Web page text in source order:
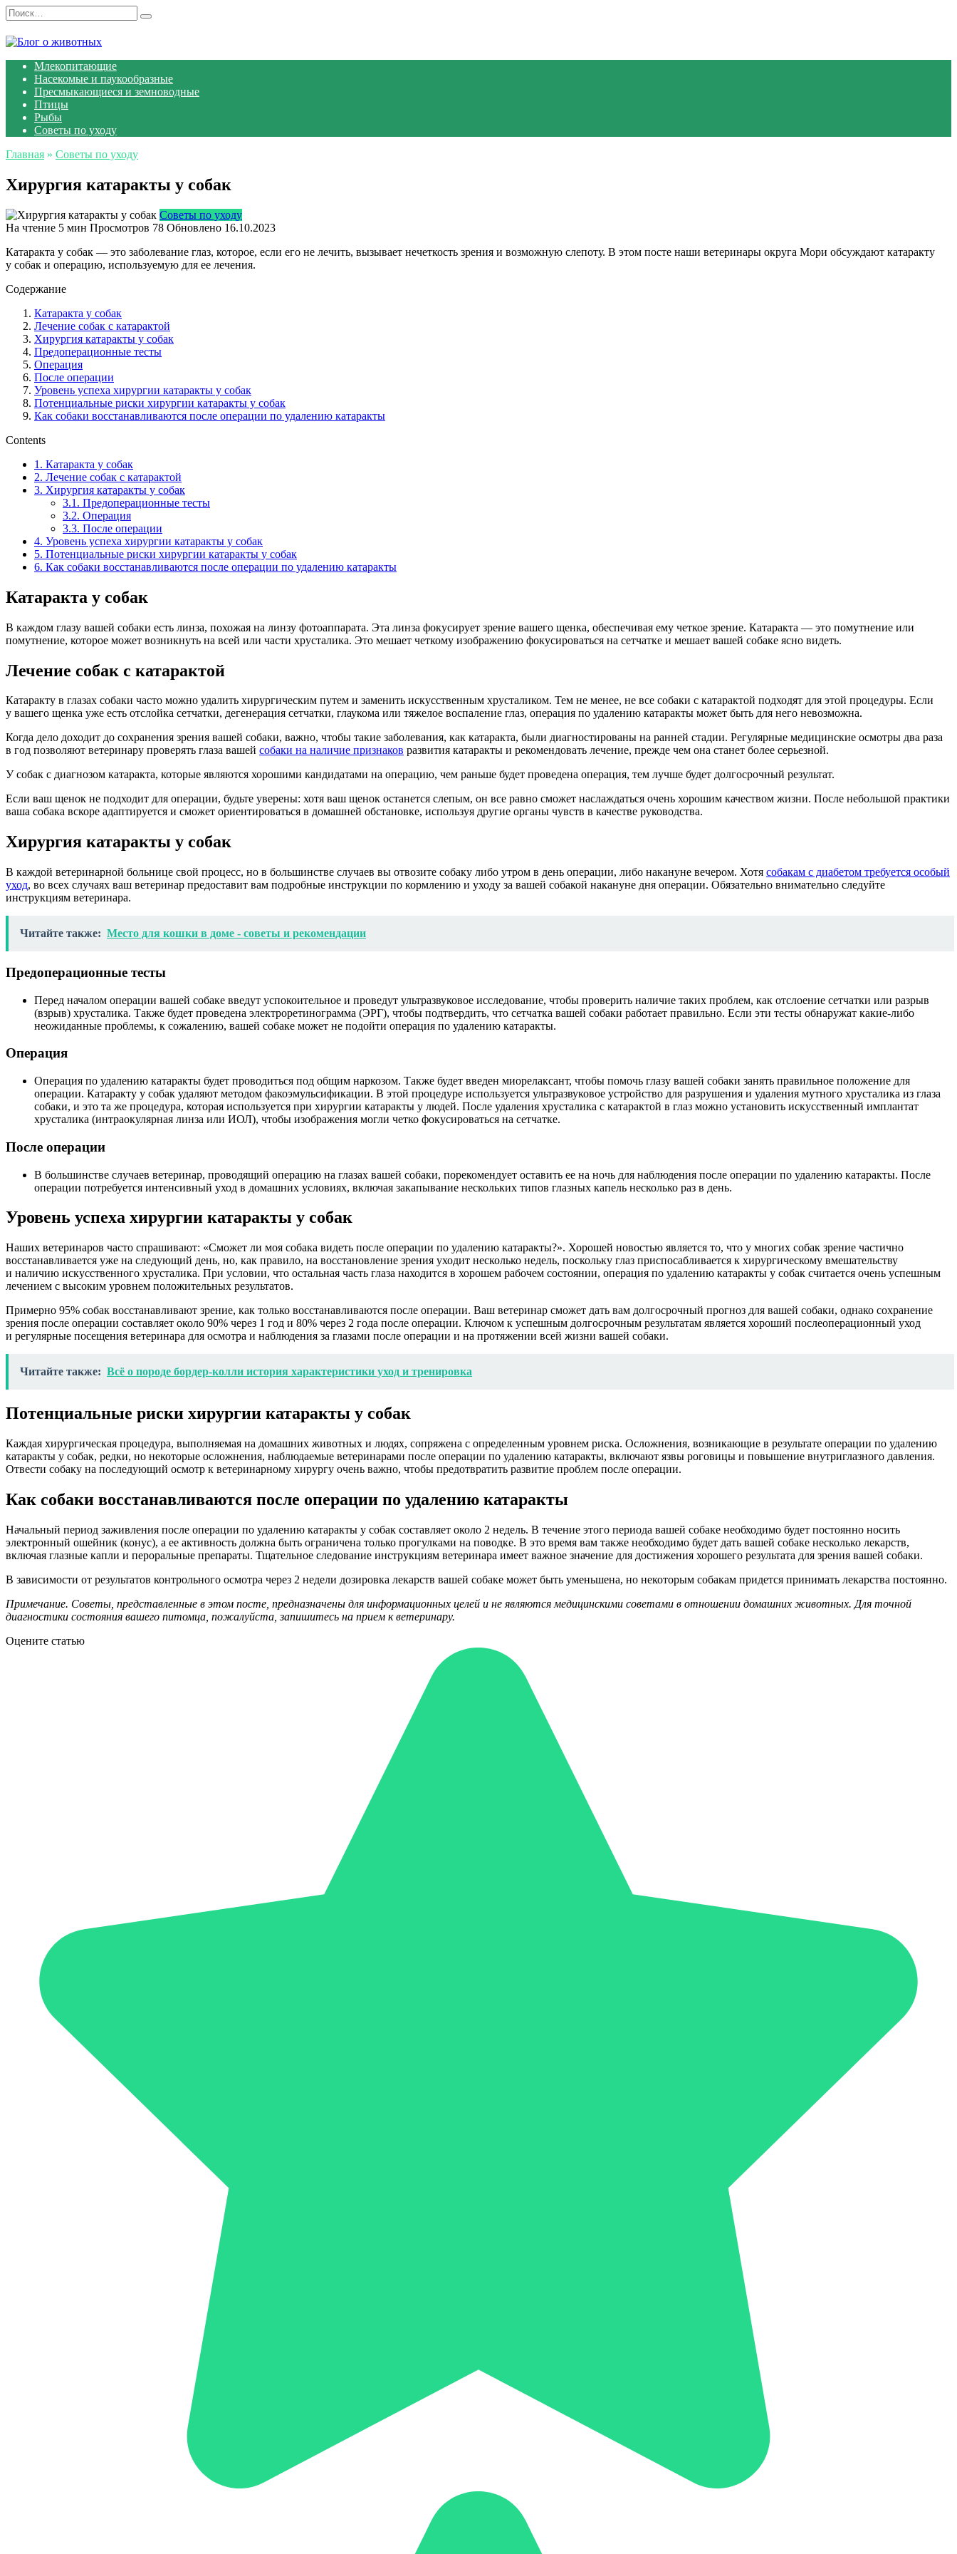
Перейти
к
содержанию
Search
for:
Млекопитающие
Насекомые и паукообразные
Пресмыкающиеся и земноводные
Птицы
Рыбы
Советы по уходу
Главная » Советы по уходу
Хирургия катаракты у собак
Советы по уходу
На чтение 5 мин Просмотров 78 Обновлено 16.10.2023
Катаракта у собак — это заболевание глаз, которое, если его не лечить, вызывает нечеткость зрения и возможную слепоту. В этом посте наши ветеринары округа Мори обсуждают катаракту
у собак и операцию, используемую для ее лечения.
Содержание
Катаракта у собак
Лечение собак с катарактой
Хирургия катаракты у собак
Предоперационные тесты
Операция
После операции
Уровень успеха хирургии катаракты у собак
Потенциальные риски хирургии катаракты у собак
Как собаки восстанавливаются после операции по удалению катаракты
Contents
1. Катаракта у собак
2. Лечение собак с катарактой
3. Хирургия катаракты у собак
3.1. Предоперационные тесты
3.2. Операция
3.3. После операции
4. Уровень успеха хирургии катаракты у собак
5. Потенциальные риски хирургии катаракты у собак
6. Как собаки восстанавливаются после операции по удалению катаракты
Катаракта у собак
В каждом глазу вашей собаки есть линза, похожая на линзу фотоаппарата. Эта линза фокусирует зрение вашего щенка, обеспечивая ему четкое зрение. Катаракта — это помутнение или
помутнение, которое может возникнуть на всей или части хрусталика. Это мешает четкому изображению фокусироваться на сетчатке и мешает вашей собаке ясно видеть.
Лечение собак с катарактой
Катаракту в глазах собаки часто можно удалить хирургическим путем и заменить искусственным хрусталиком. Тем не менее, не все собаки с катарактой подходят для этой процедуры. Если
у вашего щенка уже есть отслойка сетчатки, дегенерация сетчатки, глаукома или тяжелое воспаление глаз, операция по удалению катаракты может быть для него невозможна.
Когда дело доходит до сохранения зрения вашей собаки, важно, чтобы такие заболевания, как катаракта, были диагностированы на ранней стадии. Регулярные медицинские осмотры два раза
в год позволяют ветеринару проверять глаза вашей собаки на наличие признаков развития катаракты и рекомендовать лечение, прежде чем она станет более серьезной.
У собак с диагнозом катаракта, которые являются хорошими кандидатами на операцию, чем раньше будет проведена операция, тем лучше будет долгосрочный результат.
Если ваш щенок не подходит для операции, будьте уверены: хотя ваш щенок останется слепым, он все равно сможет наслаждаться очень хорошим качеством жизни. После небольшой практики
ваша собака вскоре адаптируется и сможет ориентироваться в домашней обстановке, используя другие органы чувств в качестве руководства.
Хирургия катаракты у собак
В каждой ветеринарной больнице свой процесс, но в большинстве случаев вы отвозите собаку либо утром в день операции, либо накануне вечером. Хотя собакам с диабетом требуется особый
уход, во всех случаях ваш ветеринар предоставит вам подробные инструкции по кормлению и уходу за вашей собакой накануне дня операции. Обязательно внимательно следуйте
инструкциям ветеринара.
Читайте также: Место для кошки в доме - советы и рекомендации
Предоперационные тесты
Перед началом операции вашей собаке введут успокоительное и проведут ультразвуковое исследование, чтобы проверить наличие таких проблем, как отслоение сетчатки или разрыв
(взрыв) хрусталика. Также будет проведена электроретинограмма (ЭРГ), чтобы подтвердить, что сетчатка вашей собаки работает правильно. Если эти тесты обнаружат какие-либо
неожиданные проблемы, к сожалению, вашей собаке может не подойти операция по удалению катаракты.
Операция
Операция по удалению катаракты будет проводиться под общим наркозом. Также будет введен миорелаксант, чтобы помочь глазу вашей собаки занять правильное положение для
операции. Катаракту у собак удаляют методом факоэмульсификации. В этой процедуре используется ультразвуковое устройство для разрушения и удаления мутного хрусталика из глаза
собаки, и это та же процедура, которая используется при хирургии катаракты у людей. После удаления хрусталика с катарактой в глаз можно установить искусственный имплантат
хрусталика (интраокулярная линза или ИОЛ), чтобы изображения могли четко фокусироваться на сетчатке.
После операции
В большинстве случаев ветеринар, проводящий операцию на глазах вашей собаки, порекомендует оставить ее на ночь для наблюдения после операции по удалению катаракты. После
операции потребуется интенсивный уход в домашних условиях, включая закапывание нескольких типов глазных капель несколько раз в день.
Уровень успеха хирургии катаракты у собак
Наших ветеринаров часто спрашивают: «Сможет ли моя собака видеть после операции по удалению катаракты?». Хорошей новостью является то, что у многих собак зрение частично
восстанавливается уже на следующий день, но, как правило, на восстановление зрения уходит несколько недель, поскольку глаз приспосабливается к хирургическому вмешательству
и наличию искусственного хрусталика. При условии, что остальная часть глаза находится в хорошем рабочем состоянии, операция по удалению катаракты у собак считается очень успешным
лечением с высоким уровнем положительных результатов.
Примерно 95% собак восстанавливают зрение, как только восстанавливаются после операции. Ваш ветеринар сможет дать вам долгосрочный прогноз для вашей собаки, однако сохранение
зрения после операции составляет около 90% через 1 год и 80% через 2 года после операции. Ключом к успешным долгосрочным результатам является хороший послеоперационный уход
и регулярные посещения ветеринара для осмотра и наблюдения за глазами после операции и на протяжении всей жизни вашей собаки.
Читайте также: Всё о породе бордер-колли история характеристики уход и тренировка
Потенциальные риски хирургии катаракты у собак
Каждая хирургическая процедура, выполняемая на домашних животных и людях, сопряжена с определенным уровнем риска. Осложнения, возникающие в результате операции по удалению
катаракты у собак, редки, но некоторые осложнения, наблюдаемые ветеринарами после операции по удалению катаракты, включают язвы роговицы и повышение внутриглазного давления.
Отвести собаку на последующий осмотр к ветеринарному хирургу очень важно, чтобы предотвратить развитие проблем после операции.
Как собаки восстанавливаются после операции по удалению катаракты
Начальный период заживления после операции по удалению катаракты у собак составляет около 2 недель. В течение этого периода вашей собаке необходимо будет постоянно носить
электронный ошейник (конус), а ее активность должна быть ограничена только прогулками на поводке. В это время вам также необходимо будет дать вашей собаке несколько лекарств,
включая глазные капли и пероральные препараты. Тщательное следование инструкциям ветеринара имеет важное значение для достижения хорошего результата для зрения вашей собаки.
В зависимости от результатов контрольного осмотра через 2 недели дозировка лекарств вашей собаке может быть уменьшена, но некоторым собакам придется принимать лекарства постоянно.
Примечание. Советы, представленные в этом посте, предназначены для информационных целей и не являются медицинскими советами в отношении домашних животных. Для точной
диагностики состояния вашего питомца, пожалуйста, запишитесь на прием к ветеринару.
Оцените статью